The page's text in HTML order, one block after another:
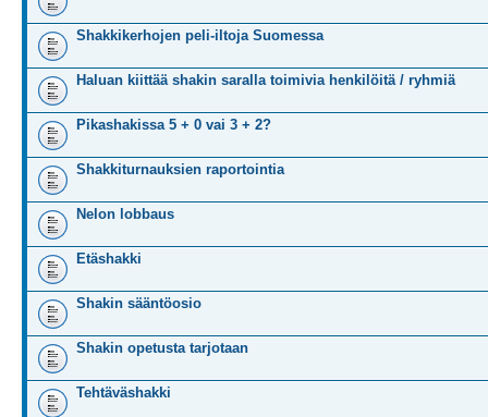
Shakkikerhojen peli-iltoja Suomessa
Haluan kiittää shakin saralla toimivia henkilöitä / ryhmiä
Pikashakissa 5 + 0 vai 3 + 2?
Shakkiturnauksien raportointia
Nelon lobbaus
Etäshakki
Shakin sääntöosio
Shakin opetusta tarjotaan
Tehtäväshakki